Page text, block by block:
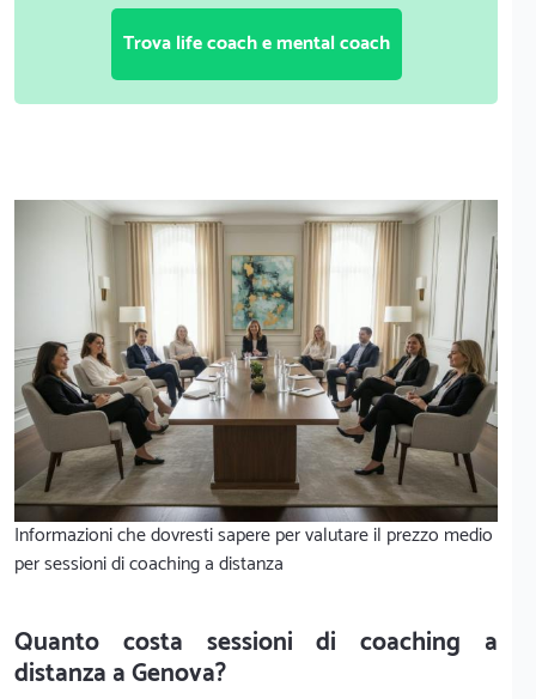
Trova life coach e mental coach
Informazioni che dovresti sapere per valutare il prezzo medio
per sessioni di coaching a distanza
Quanto costa sessioni di coaching a
distanza a Genova?